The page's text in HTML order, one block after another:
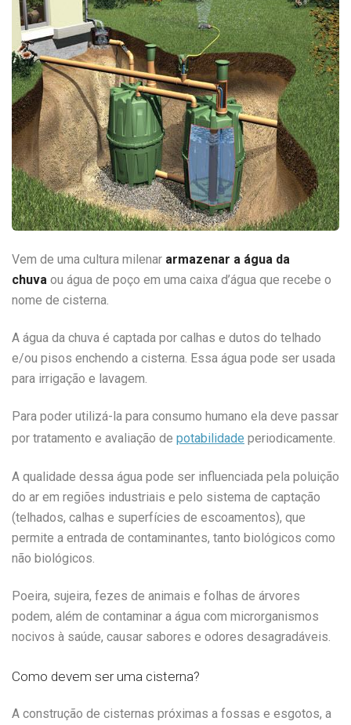
Vem de uma cultura milenar armazenar a água da
chuva ou água de poço em uma caixa d’água que recebe o
nome de cisterna.
A água da chuva é captada por calhas e dutos do telhado
e/ou pisos enchendo a cisterna. Essa água pode ser usada
para irrigação e lavagem.
Para poder utilizá-la para consumo humano ela deve passar
por tratamento e avaliação de potabilidade periodicamente.
A qualidade dessa água pode ser influenciada pela poluição
do ar em regiões industriais e pelo sistema de captação
(telhados, calhas e superfícies de escoamentos), que
permite a entrada de contaminantes, tanto biológicos como
não biológicos.
Poeira, sujeira, fezes de animais e folhas de árvores
podem, além de contaminar a água com microrganismos
nocivos à saúde, causar sabores e odores desagradáveis.
Como devem ser uma cisterna?
A construção de cisternas próximas a fossas e esgotos, a